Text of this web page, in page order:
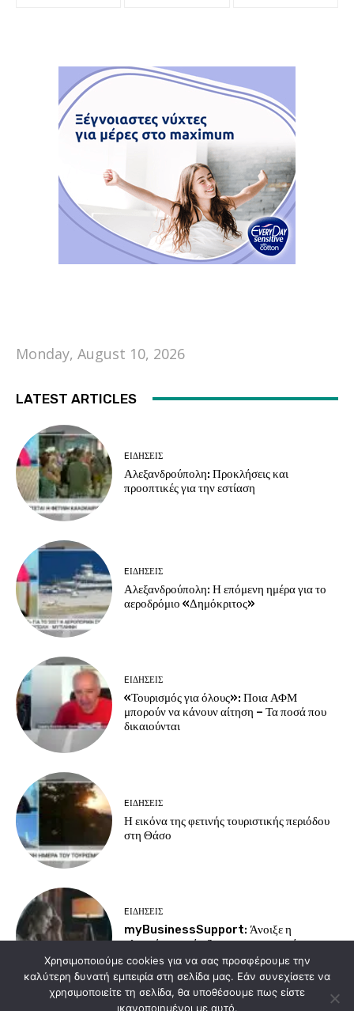
Monday, August 10, 2026
LATEST ARTICLES
EΙΔΗΣΕΙΣ
Αλεξανδρούπολη: Προκλήσεις και
προοπτικές για την εστίαση
EΙΔΗΣΕΙΣ
Αλεξανδρούπολη: Η επόμενη ημέρα για το
αεροδρόμιο «Δημόκριτος»
EΙΔΗΣΕΙΣ
«Τουρισμός για όλους»: Ποια ΑΦΜ
μπορούν να κάνουν αίτηση – Τα ποσά που
δικαιούνται
EΙΔΗΣΕΙΣ
Η εικόνα της φετινής τουριστικής περιόδου
στη Θάσο
EΙΔΗΣΕΙΣ
myBusinessSupport: Άνοιξε η
πλατφόρμα στήριξης για τις επιχειρήσεις της
Σαμοθράκης
Χρησιμοποιούμε cookies για να σας προσφέρουμε την
καλύτερη δυνατή εμπειρία στη σελίδα μας. Εάν συνεχίσετε να
χρησιμοποιείτε τη σελίδα, θα υποθέσουμε πως είστε
ικανοποιημένοι με αυτό.